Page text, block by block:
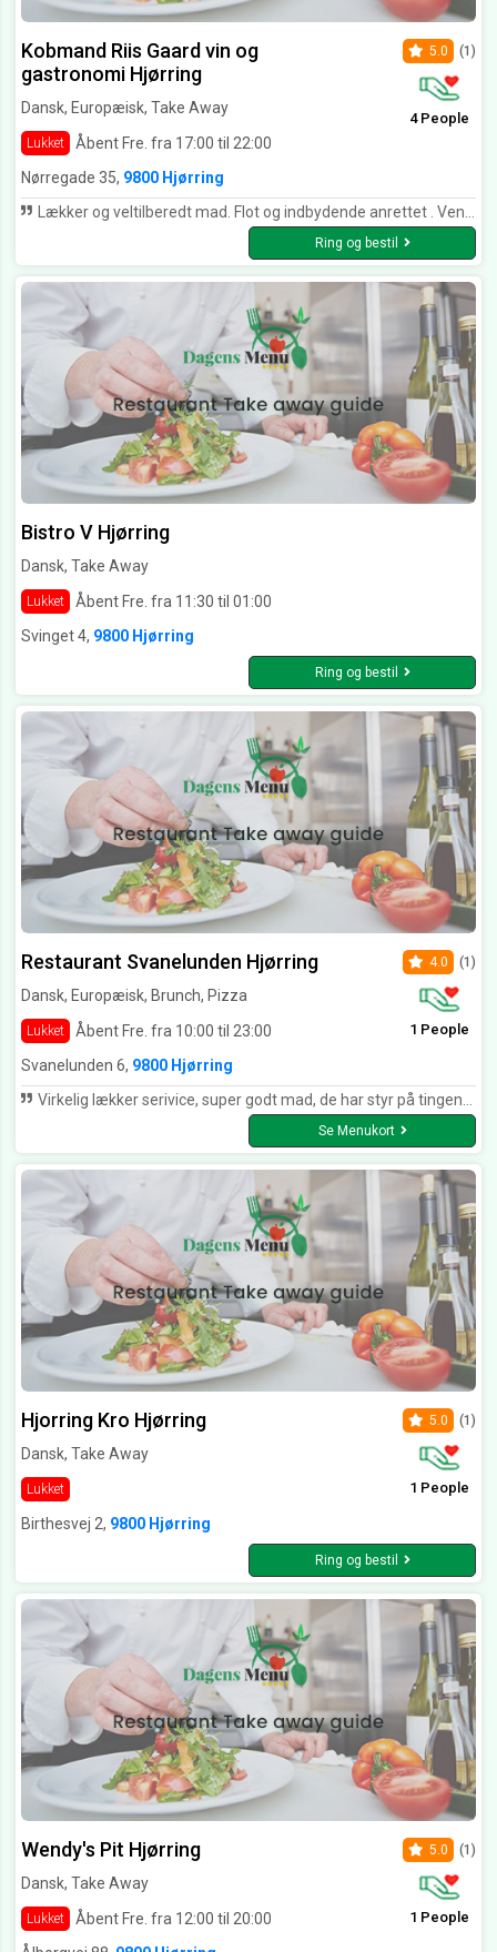
Kobmand Riis Gaard vin og
gastronomi Hjørring
Dansk, Europæisk, Take Away
Lukket Åbent Fre. fra 17:00 til 22:00
5.0 (1)
4 People
Nørregade 35, 9800 Hjørring
Lækker og veltilberedt mad. Flot og indbydende anrettet . Venlig og høflig betjening. Vi kommer gerne igen 😊
Ring og bestil
Bistro V Hjørring
Dansk, Take Away
Lukket
Åbent Fre. fra 11:30 til 01:00
Svinget 4, 9800 Hjørring
Ring og bestil
Restaurant Svanelunden Hjørring
Dansk, Europæisk, Brunch, Pizza
Lukket Åbent Fre. fra 10:00 til 23:00
4.0 (1)
1 People
Svanelunden 6, 9800 Hjørring
Virkelig lækker serivice, super godt mad, de har styr på tingene, virkelig lækker vin og super Godt mad.. vudere at en uddannet kok har været til bryllup!
Se Menukort
Hjorring Kro Hjørring
Dansk, Take Away
Lukket
5.0 (1)
1 People
Birthesvej 2, 9800 Hjørring
Ring og bestil
Wendy's Pit Hjørring
Dansk, Take Away
Lukket Åbent Fre. fra 12:00 til 20:00
5.0 (1)
1 People